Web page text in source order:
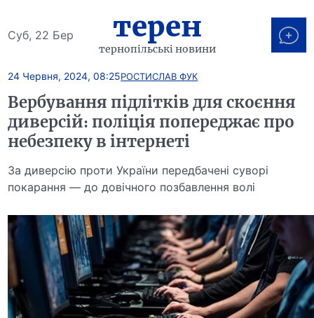
Суб, 22 Бер терен
тернопільські новини
24 Червня, 2024, 08:25РОСТИСЛАВ ФУК
Вербування підлітків для скоєння
диверсій: поліція попереджає про
небезпеку в інтернеті
За диверсію проти України передбачені суворі
покарання — до довічного позбавлення волі